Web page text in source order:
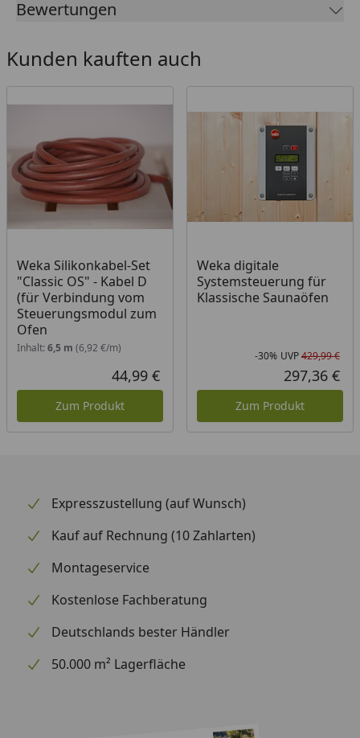
Der elektrische Anschluss dieses Saunaofens darf
Haushaltsstecker enthalten.
Montageanleitung Weka Saunaofen
BioAktiv 3,6 kW
Saunahäusern/Saunafässern empfehlen wir einen
Starkstrom Ofen.
Zum Einsatz ausschließlich im privaten und
häuslichen Bereich geeignet.
Bewertungen
Kunden kauften auch
Weka Silikonkabel-Set
"Classic OS" - Kabel D
(für Verbindung vom
Steuerungsmodul zum
Ofen
Inhalt: 6,5 m (6,92 €/m)
Aktueller Preis
44,99 €
Zum Produkt
Weka digitale
Systemsteuerung für
Klassische Saunaöfen
-30% UVP429,99 €
297,36 €
Zum Produkt
Expresszustellung (auf Wunsch)
Kauf auf Rechnung (10 Zahlarten)
Montageservice
Kostenlose Fachberatung
Deutschlands bester Händler
50.000 m² Lagerfläche